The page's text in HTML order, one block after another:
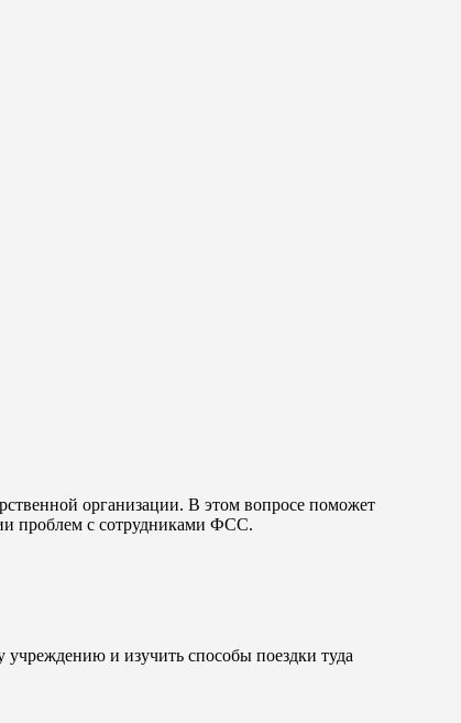
организации. В этом вопросе поможет
проблем с сотрудниками ФСС.
и изучить способы поездки туда